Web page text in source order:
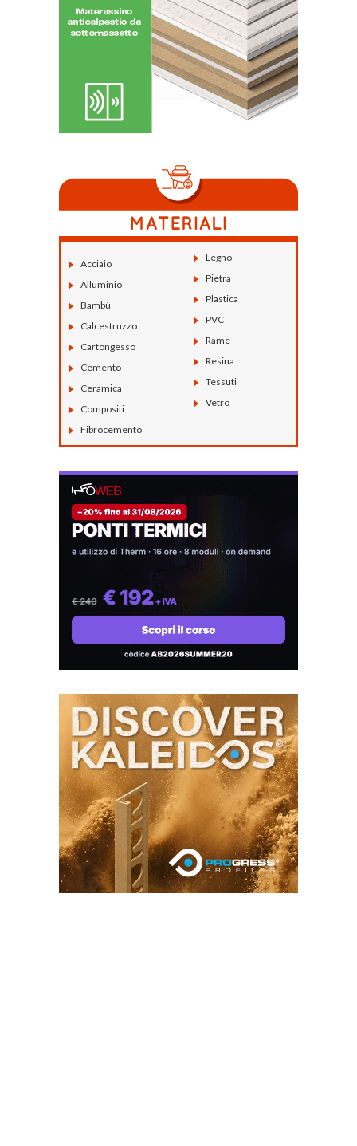
Acciaio
Alluminio
Bambù
Calcestruzzo
Cartongesso
Cemento
Ceramica
Compositi
Fibrocemento
Legno
Pietra
Plastica
PVC
Rame
Resina
Tessuti
Vetro